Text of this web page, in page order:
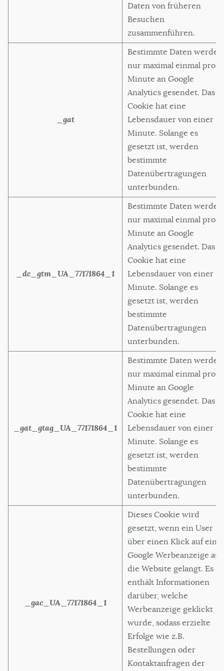
Daten von früheren
Besuchen
zusammenführen.
_gat
Bestimmte Daten werden
nur maximal einmal pro
Minute an Google
Analytics gesendet. Das
Cookie hat eine
Lebensdauer von einer
Minute. Solange es
gesetzt ist, werden
bestimmte
Datenübertragungen
unterbunden.
_dc_gtm_UA_77171864_1
Bestimmte Daten werden
nur maximal einmal pro
Minute an Google
Analytics gesendet. Das
Cookie hat eine
Lebensdauer von einer
Minute. Solange es
gesetzt ist, werden
bestimmte
Datenübertragungen
unterbunden.
_gat_gtag_UA_77171864_1
Bestimmte Daten werden
nur maximal einmal pro
Minute an Google
Analytics gesendet. Das
Cookie hat eine
Lebensdauer von einer
Minute. Solange es
gesetzt ist, werden
bestimmte
Datenübertragungen
unterbunden.
_gac_UA_77171864_1
Dieses Cookie wird
gesetzt, wenn ein User
über einen Klick auf eine
Google Werbeanzeige auf
die Website gelangt. Es
enthält Informationen
darüber, welche
Werbeanzeige geklickt
wurde, sodass erzielte
Erfolge wie z.B.
Bestellungen oder
Kontaktanfragen der